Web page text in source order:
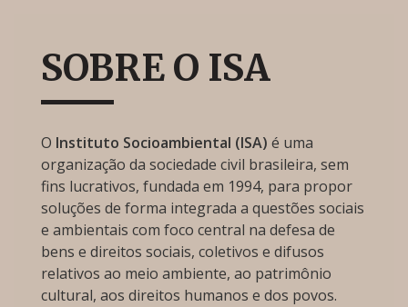
SOBRE O ISA
O Instituto Socioambiental (ISA) é uma
organização da sociedade civil brasileira, sem
fins lucrativos, fundada em 1994, para propor
soluções de forma integrada a questões sociais
e ambientais com foco central na defesa de
bens e direitos sociais, coletivos e difusos
relativos ao meio ambiente, ao patrimônio
cultural, aos direitos humanos e dos povos.